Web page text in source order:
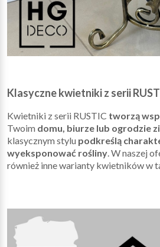
Klasyczne kwietniki z serii
Kwietniki z serii RUSTIC tworzą
Twoim domu, biurze lub ogrodzie
klasycznym stylu podkreślą
wyeksponować rośliny. W naszej
również inne warianty kwietników w